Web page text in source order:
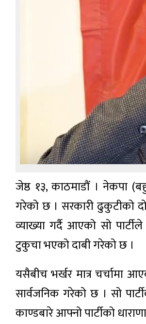
जेष्ठ १३, काठमाडौं । नेकपा
गरेको छ । सरकारी ढुकुटीको
व्याख्या गर्दै आएको सो
टुकुचा भएको दाबी गरेको छ ।
यसैबीच भर्खर मात्र चर्चामा
सार्वजनिक गरेको छ । सो
काण्डबारे आफ्नो पार्टीको